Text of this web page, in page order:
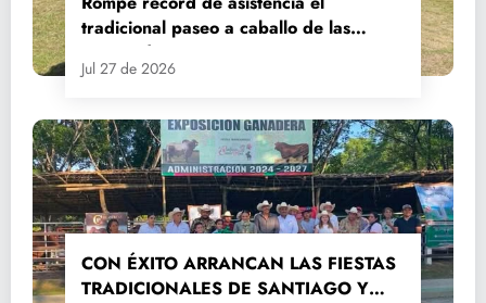
tradicional paseo a caballo de las
Fiestas de Santiago y Santa Ana
Jul 27 de 2026
CON ÉXITO ARRANCAN LAS FIESTAS
TRADICIONALES DE SANTIAGO Y